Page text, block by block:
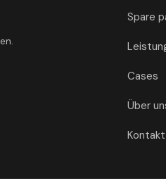
Spare
Cases
Über
Kontakt